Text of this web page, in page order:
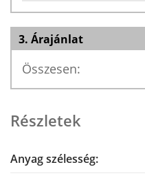
3. Árajánlat
Összesen:
Részletek
Anyag szélesség: